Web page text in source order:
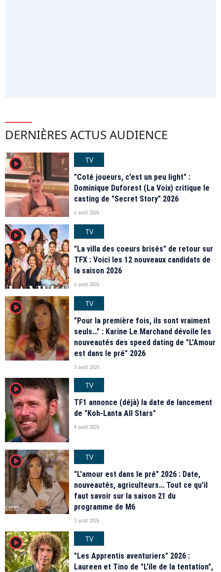
DERNIÈRES ACTUS AUDIENCE
player2
TV
"Coté joueurs, c’est un peu light" :
Dominique Duforest (La Voix) critique le
casting de "Secret Story" 2026
6 août 2026
player2
TV
"La villa des coeurs brisés" de retour sur
TFX : Voici les 12 nouveaux candidats de
la saison 2026
6 août 2026
player2
TV
"Pour la première fois, ils sont vraiment
seuls…" : Karine Le Marchand dévoile les
nouveautés des speed dating de "L'Amour
est dans le pré" 2026
5 août 2026
player2
TV
TF1 annonce (déjà) la date de lancement
de "Koh-Lanta All Stars"
4 août 2026
player2
TV
"L'amour est dans le pré" 2026 : Date,
nouveautés, agriculteurs… Tout ce qu'il
faut savoir sur la saison 21 du
programme de M6
2 août 2026
player2
TV
"Les Apprentis aventuriers" 2026 :
Laureen et Tino de "L'île de la tentation",